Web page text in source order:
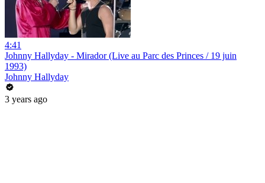
4:41
Johnny Hallyday - Mirador (Live au Parc des Princes / 19 juin
1993)
Johnny Hallyday
3 years ago